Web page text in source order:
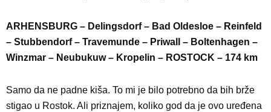
ARHENSBURG – Delingsdorf – Bad Oldesloe – Reinfeld
– Stubbendorf – Travemunde – Priwall – Boltenhagen –
Winzmar – Neubukuw – Kropelin – ROSTOCK – 174 km
Samo da ne padne kiša. To mi je bilo potrebno da bih brže
stigao u Rostok. Ali priznajem, koliko god da je ovo uređena